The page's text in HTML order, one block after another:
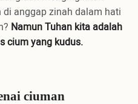
anggap zinah dalam hati
Namun Tuhan kita adalah
cium yang kudus.
ciuman